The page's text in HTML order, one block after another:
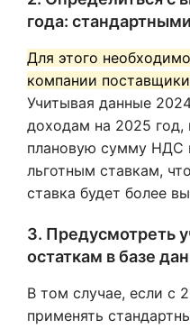
года:
Для этого
компании
Учитывая данные
доходам на 2025 год,
плановую сумму НДС
льготным ставкам,
ставка будет более
3. Предусмотреть
остаткам в базе
В том случае, если с
применять